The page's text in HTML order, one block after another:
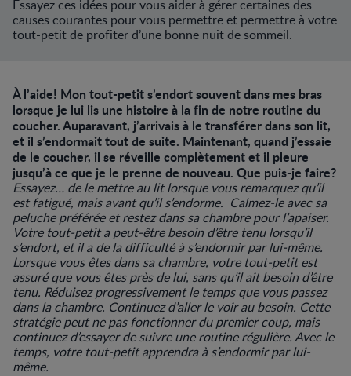
Essayez ces idées pour vous aider à gérer certaines des
causes courantes pour vous permettre et permettre à votre
tout-petit de profiter d’une bonne nuit de sommeil.
À l’aide! Mon tout-petit s’endort souvent dans mes bras
lorsque je lui lis une histoire à la fin de notre routine du
coucher. Auparavant, j’arrivais à le transférer dans son lit,
et il s’endormait tout de suite. Maintenant, quand j’essaie
de le coucher, il se réveille complètement et il pleure
jusqu’à ce que je le prenne de nouveau. Que puis-je faire?
Essayez… de le mettre au lit lorsque vous remarquez qu’il
est fatigué, mais avant qu’il s’endorme. Calmez-le avec sa
peluche préférée et restez dans sa chambre pour l’apaiser.
Votre tout-petit a peut-être besoin d’être tenu lorsqu’il
s’endort, et il a de la difficulté à s’endormir par lui-même.
Lorsque vous êtes dans sa chambre, votre tout-petit est
assuré que vous êtes près de lui, sans qu’il ait besoin d’être
tenu. Réduisez progressivement le temps que vous passez
dans la chambre. Continuez d’aller le voir au besoin. Cette
stratégie peut ne pas fonctionner du premier coup, mais
continuez d’essayer de suivre une routine régulière. Avec le
temps, votre tout-petit apprendra à s’endormir par lui-
même.